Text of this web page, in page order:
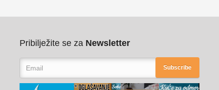
Pribilježite se za Newsletter
Subscribe